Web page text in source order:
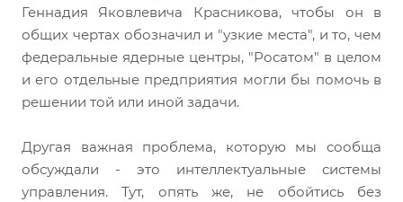
Геннадия Яковлевича Красникова, чтобы он в
общих чертах обозначил и "узкие места", и то, чем
федеральные ядерные центры, "Росатом" в целом
и его отдельные предприятия могли бы помочь в
решении той или иной задачи.
Другая важная проблема, которую мы сообща
обсуждали - это интеллектуальные системы
управления. Тут, опять же, не обойтись без